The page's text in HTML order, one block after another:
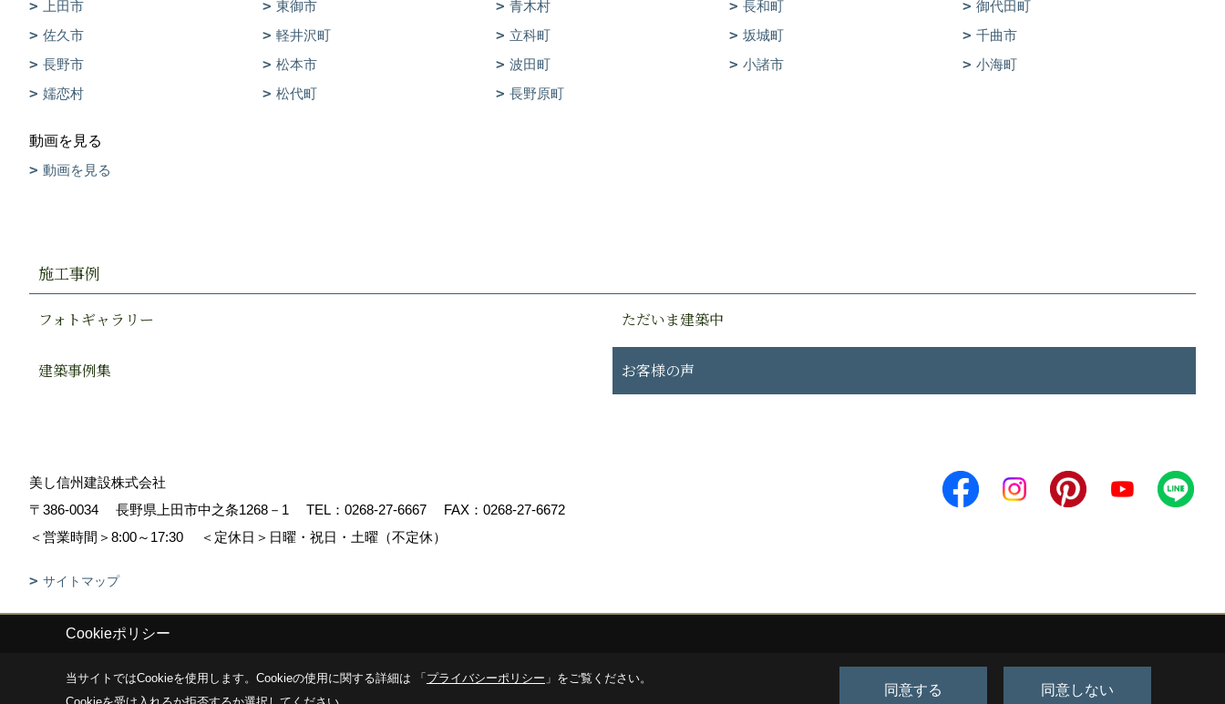
上田市
東御市 青木村 長和町
御代田町
佐久市
軽井沢町 立科町 坂城町
千曲市
長野市
松本市 波田町 小諸市
小海町
嬬恋村
松代町 長野原町
動画を見る
動画を見る
施工事例
フォトギャラリー ただいま建築中
建築事例集 お客様の声
美し信州建設株式会社
〒386-0034
長野県上田市中之条1268－1 TEL： 0268-27-6667
FAX：0268-27-6672
＜営業時間＞8:00～17:30
＜定休日＞日曜・祝日・土曜（不定休）
サイトマップ
Copyright (c) Sinshuu. All Rights Reserved.
Cookieポリシー
当サイトではCookieを使用します。 Cookieの使用に関する詳細は 「 プライバシーポリシー 」をご覧ください。
同意する 同意しない